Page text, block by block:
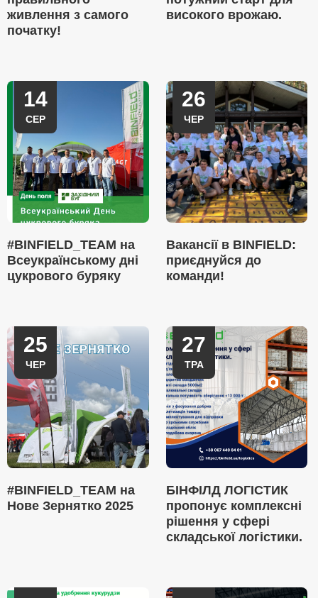
живлення з самого
початку!
високого врожаю.
14
СЕР
#BINFIELD_TEAM на
Всеукраїнському дні
цукрового буряку
26
ЧЕР
Вакансії в BINFIELD:
приєднуйся до
команди!
25
ЧЕР
#BINFIELD_TEAM на
Нове Зернятко 2025
27
ТРА
БІНФІЛД ЛОГІСТИК
пропонує комплексні
рішення у сфері
складської логістики.